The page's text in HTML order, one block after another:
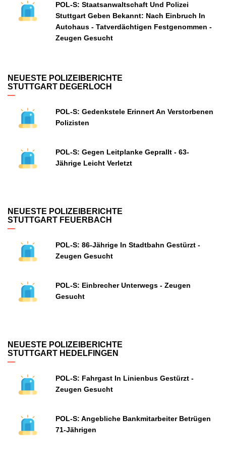
POL-S: Staatsanwaltschaft Und Polizei
Stuttgart Geben Bekannt: Nach Einbruch In
Autohaus - Tatverdächtigen Festgenommen -
Zeugen Gesucht
NEUESTE POLIZEIBERICHTE
STUTTGART DEGERLOCH
POL-S: Gedenkstele Erinnert An Verstorbenen
Polizisten
POL-S: Gegen Leitplanke Geprallt - 63-
Jährige Leicht Verletzt
NEUESTE POLIZEIBERICHTE
STUTTGART FEUERBACH
POL-S: 86-Jährige In Stadtbahn Gestürzt -
Zeugen Gesucht
POL-S: Einbrecher Unterwegs - Zeugen
Gesucht
NEUESTE POLIZEIBERICHTE
STUTTGART HEDELFINGEN
POL-S: Fahrgast In Linienbus Gestürzt -
Zeugen Gesucht
POL-S: Angebliche Bankmitarbeiter Betrügen
71-Jährigen